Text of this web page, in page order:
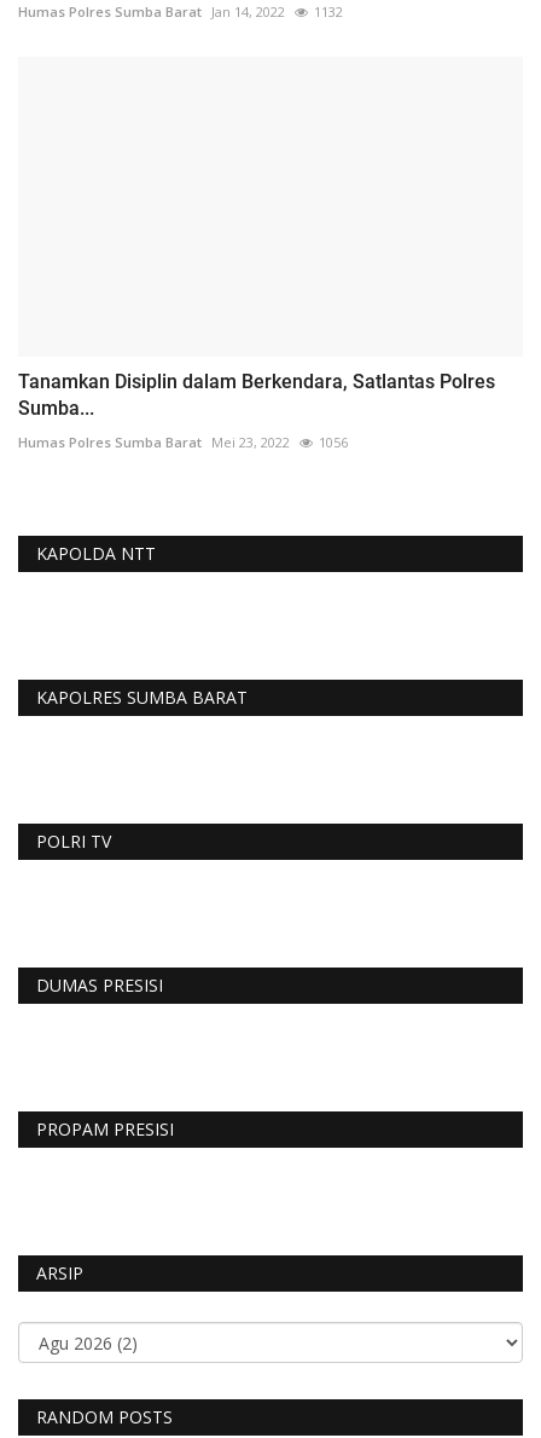
Humas Polres Sumba Barat Jan 14, 2022 1132
Tanamkan Disiplin dalam Berkendara, Satlantas Polres
Sumba...
Humas Polres Sumba Barat Mei 23, 2022 1056
KAPOLDA NTT
KAPOLRES SUMBA BARAT
POLRI TV
DUMAS PRESISI
PROPAM PRESISI
ARSIP
RANDOM POSTS